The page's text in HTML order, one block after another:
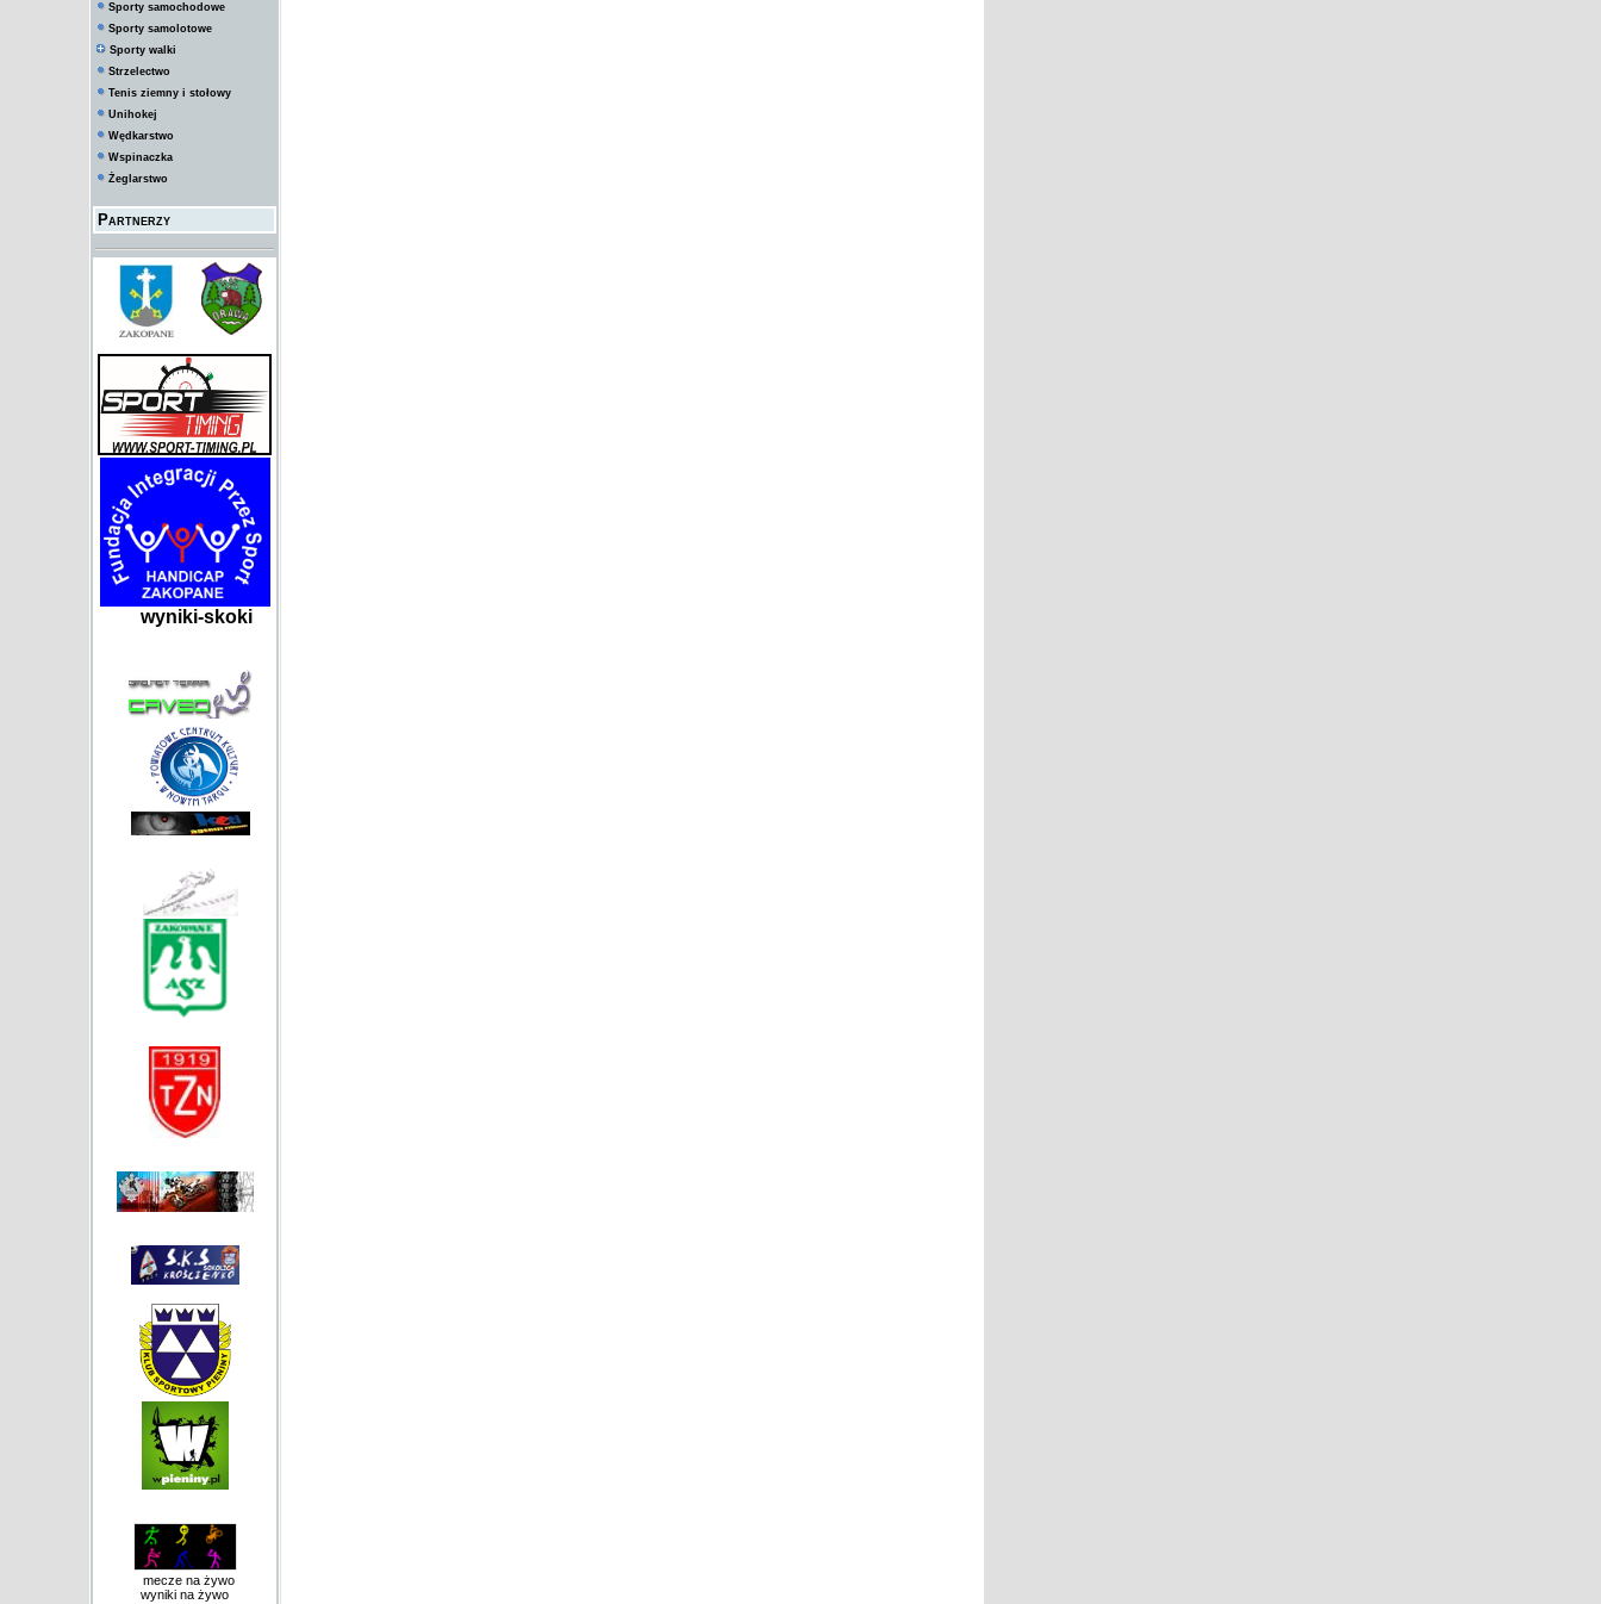
Sporty samochodowe
Sporty samolotowe
Sporty walki
Strzelectwo
Tenis ziemny i stołowy
Unihokej
Wędkarstwo
Wspinaczka
Żeglarstwo
Partnerzy
wyniki-skoki
mecze na żywo
wyniki na żywo